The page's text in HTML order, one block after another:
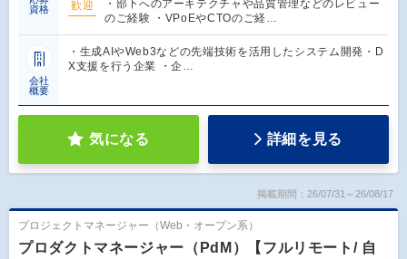
資格
歓迎
・部下へのアーキテクチャや品質管理などのレビュー
のご経験 ・VPoEやCTOのご経…
会社
概要
・生成AIやWeb3などの先端技術を活用したシステム開発・D
X支援を行う企業 ・企…
気になる 詳細を見る
掲載期間：26/07/31～26/08/17
プロジェクトマネージャー（Web・オープン系）
プロダクトマネージャー（PdM）【フルリモート/ 自